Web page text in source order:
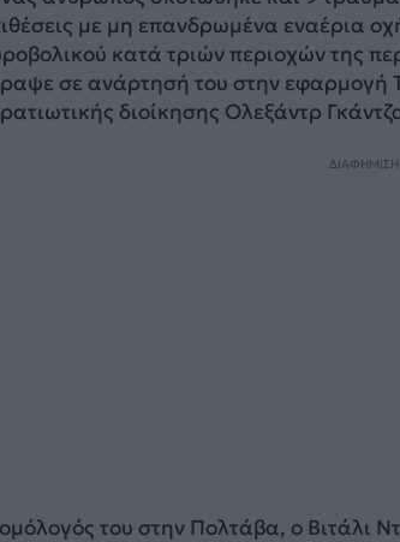
με μη επανδρωμένα εναέρια
κατά τριών περιοχών της
σε ανάρτησή του στην εφαρμογή
διοίκησης Ολεξάντρ
ΔΙΑΦΗΜΙΣΗ
του στην Πολτάβα, ο Βιτάλι